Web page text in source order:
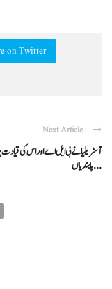
on Twitter
Next Article
آسٹریلیا نے بی ایل اے اور اس کی قیادت
پابندیاں ...